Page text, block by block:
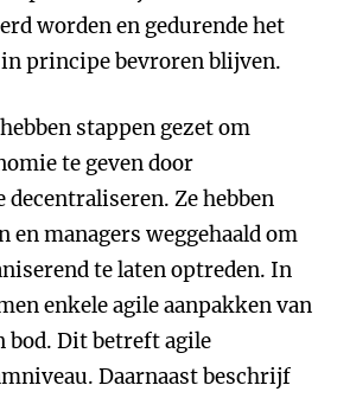
worden en gedurende het
principe bevroren blijven.
stappen gezet om
te geven door
Ze hebben
en managers weggehaald om
te laten optreden. In
enkele agile aanpakken van
bod. Dit betreft agile
Daarnaast beschrijf